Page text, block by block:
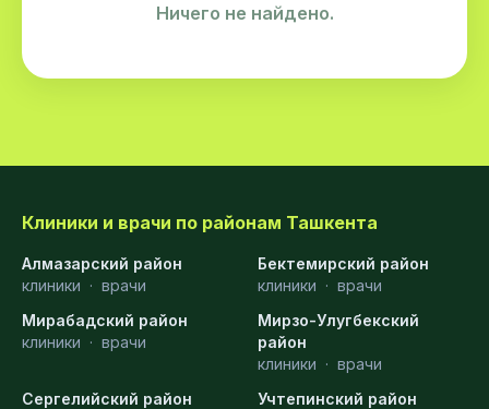
Ничего не найдено.
Клиники и врачи по районам Ташкента
Алмазарский район
клиники · врачи
Бектемирский район
клиники · врачи
Мирабадский район
клиники · врачи
Мирзо-Улугбекский
район
клиники · врачи
Сергелийский район
Учтепинский район